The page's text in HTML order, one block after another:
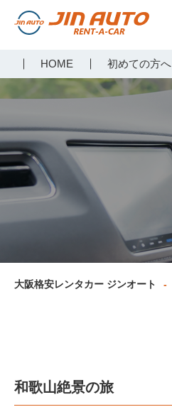
らジンオートレンタカー
HOME 初めての方へ
大阪格安レンタカー ジンオート
和歌山絶景の旅